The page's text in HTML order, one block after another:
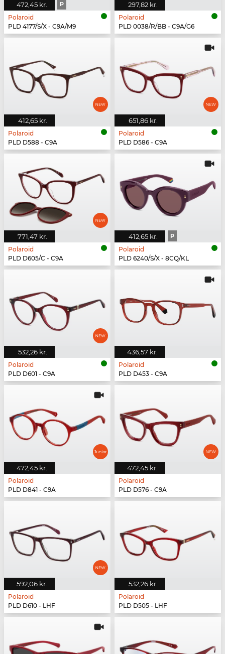
472,45 kr. P
Polaroid
PLD 4177/S/X - C9A/M9
297,82 kr.
Polaroid
PLD 0038/R/BB - C9A/G6
412,65 kr.
Polaroid
PLD D588 - C9A
651,86 kr.
Polaroid
PLD D586 - C9A
771,47 kr.
Polaroid
PLD D605/C - C9A
412,65 kr. P
Polaroid
PLD 6240/S/X - 8CQ/KL
532,26 kr.
Polaroid
PLD D601 - C9A
436,57 kr.
Polaroid
PLD D453 - C9A
472,45 kr.
Polaroid
PLD D841 - C9A
472,45 kr.
Polaroid
PLD D576 - C9A
592,06 kr.
Polaroid
PLD D610 - LHF
532,26 kr.
Polaroid
PLD D505 - LHF